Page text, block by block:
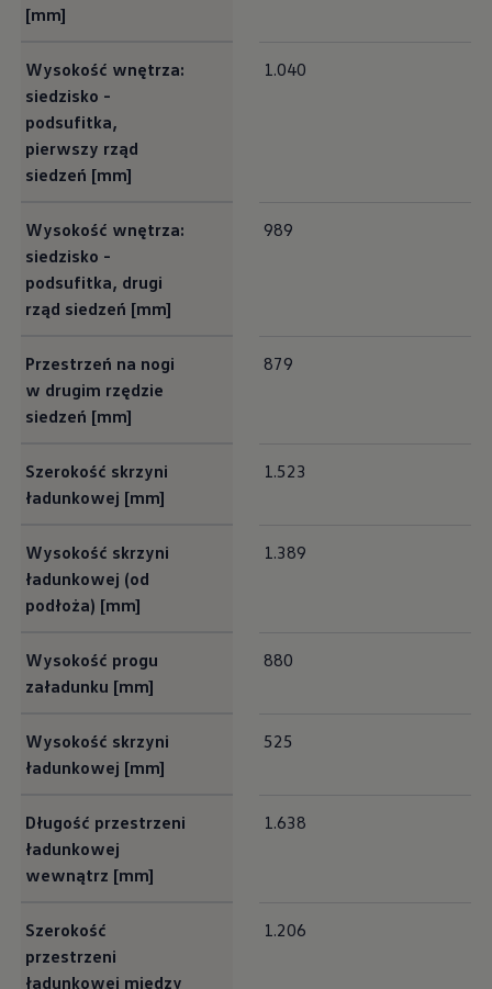
[mm]
Wysokość wnętrza:
siedzisko -
podsufitka,
pierwszy rząd
siedzeń [mm]
1.040
Wysokość wnętrza:
siedzisko -
podsufitka, drugi
rząd siedzeń [mm]
989
Przestrzeń na nogi
w drugim rzędzie
siedzeń [mm]
879
Szerokość skrzyni
ładunkowej [mm]
1.523
Wysokość skrzyni
ładunkowej (od
podłoża) [mm]
1.389
Wysokość progu
załadunku [mm]
880
Wysokość skrzyni
ładunkowej [mm]
525
Długość przestrzeni
ładunkowej
wewnątrz [mm]
1.638
Szerokość
przestrzeni
ładunkowej między
1.206